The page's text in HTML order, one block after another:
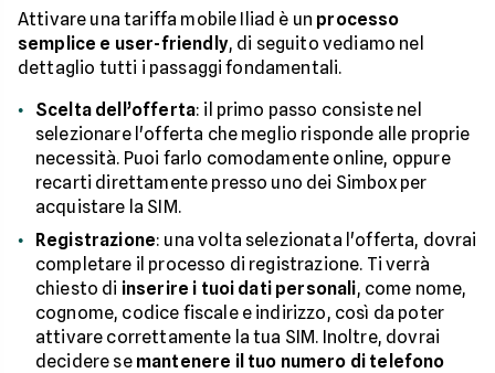
Attivare una tariffa mobile Iliad è un processo
semplice e user-friendly, di seguito vediamo nel
dettaglio tutti i passaggi fondamentali.
Scelta dell’offerta: il primo passo consiste nel
selezionare l'offerta che meglio risponde alle proprie
necessità. Puoi farlo comodamente online, oppure
recarti direttamente presso uno dei Simbox per
acquistare la SIM.
Registrazione: una volta selezionata l'offerta, dovrai
completare il processo di registrazione. Ti verrà
chiesto di inserire i tuoi dati personali, come nome,
cognome, codice fiscale e indirizzo, così da poter
attivare correttamente la tua SIM. Inoltre, dovrai
decidere se mantenere il tuo numero di telefono